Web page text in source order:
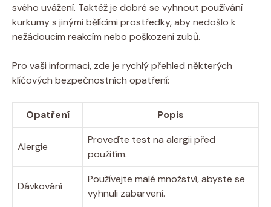
svého uvážení. Taktéž je dobré se vyhnout používání
kurkumy s jinými bělícími prostředky, aby nedošlo k
nežádoucím reakcím nebo poškození zubů.
Pro vaši informaci, zde je rychlý přehled některých
klíčových bezpečnostních opatření:
Opatření Popis
Alergie
Proveďte test na alergii před
použitím.
Dávkování
Používejte malé množství, abyste se
vyhnuli zabarvení.